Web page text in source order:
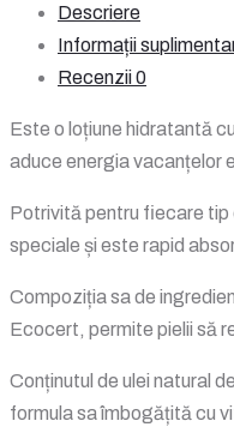
Pineapple
280
Descriere
Informații
Recenzii0
Este o loțiune hidratantă
aduce energia vacanțelor
Potrivită pentru fiecare tip
speciale și este rapid
Compoziția sa de
Ecocert, permite pielii să
Conținutul de ulei natural
formula sa îmbogățită cu